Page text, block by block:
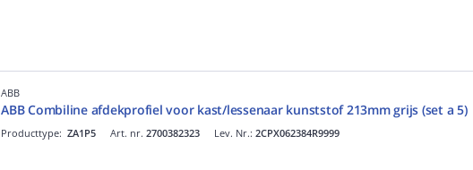
ABB
ABB Combiline afdekprofiel voor kast/lessenaar kunststof 213mm grijs (set a 5)
Art. nr. 2700382323
Producttype: ZA1P5 Lev. Nr.: 2CPX062384R9999